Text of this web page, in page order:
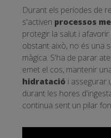
Durant els períodes de
s'activen processos
protegir la salut i
obstant això, no és una
màgica. S'ha de parar
emet el cos, mantenir
hidratació i assegurar
durant les hores
continua sent un pilar